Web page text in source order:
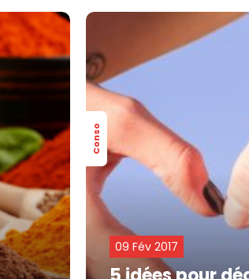
Conso
09 Fév 2017